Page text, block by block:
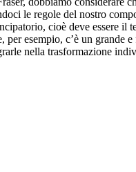
le regole del nostro
cioè deve essere
esempio, c’è un
nella trasformazione